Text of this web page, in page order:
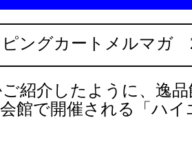
ングカートメルマガ
紹介したように、逸
館で開催される「ハ